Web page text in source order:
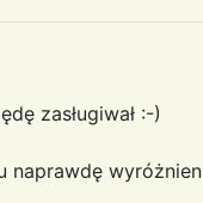
zasługiwał :-)
naprawdę